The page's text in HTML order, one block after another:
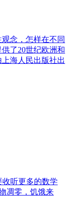
念，怎样在不同
了20世纪欧洲和
海人民出版社出
听更多的数学
凋零，饥饿来